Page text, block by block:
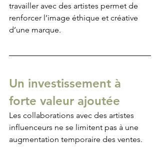
travailler avec des artistes permet de
renforcer l’image éthique et créative
d’une marque.
Un investissement à
forte valeur ajoutée
Les collaborations avec des artistes
influenceurs ne se limitent pas à une
augmentation temporaire des ventes.